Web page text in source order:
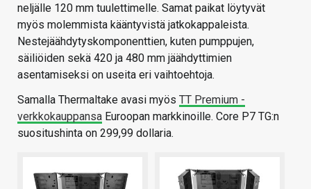
neljälle 120 mm tuulettimelle. Samat paikat löytyvät
myös molemmista kääntyvistä jatkokappaleista.
Nestejäähdytyskomponenttien, kuten pumppujen,
säiliöiden sekä 420 ja 480 mm jäähdyttimien
asentamiseksi on useita eri vaihtoehtoja.
Samalla Thermaltake avasi myös TT Premium -
verkkokauppansa Euroopan markkinoille. Core P7 TG:n
suositushinta on 299,99 dollaria.